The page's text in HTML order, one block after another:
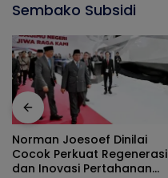
Sembako Subsidi
Norman Joesoef Dinilai
Cocok Perkuat Regenerasi
dan Inovasi Pertahanan